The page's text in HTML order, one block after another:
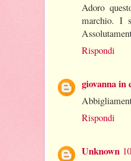
Adoro
marchio. I
Rispondi
giovanna in
Rispondi
Unknown